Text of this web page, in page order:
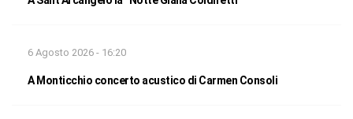
6 Agosto 2026 - 16:20
A Monticchio concerto acustico di Carmen Consoli